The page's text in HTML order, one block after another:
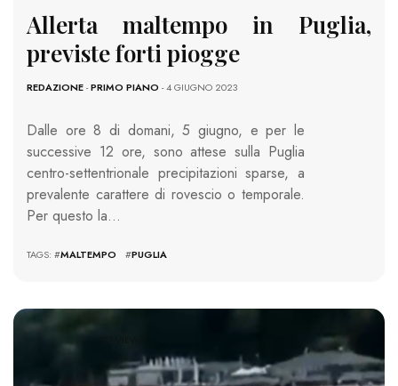
Allerta maltempo in Puglia,
previste forti piogge
REDAZIONE-PRIMO PIANO - 4 GIUGNO 2023
Dalle ore 8 di domani, 5 giugno, e per le
successive 12 ore, sono attese sulla Puglia
centro-settentrionale precipitazioni sparse, a
prevalente carattere di rovescio o temporale.
Per questo la…
TAGS: #MALTEMPO #PUGLIA